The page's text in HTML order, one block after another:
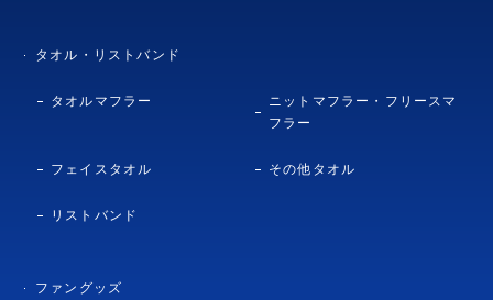
タオル・リストバンド
タオルマフラー
ニットマフラー・フリースマ
フラー
フェイスタオル その他タオル
リストバンド
ファングッズ